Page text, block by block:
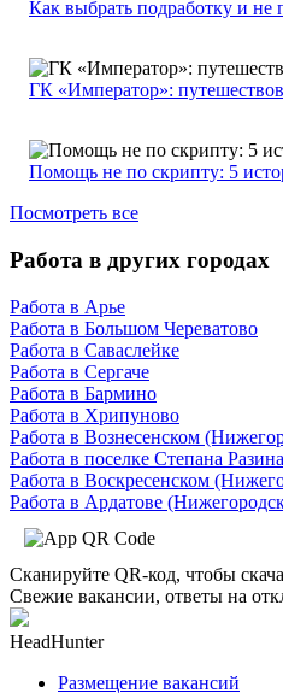
Как выбрать подработку и
ГК «Император»:
Помощь не по скрипту: 5
Посмотреть все
Работа в других городах
Работа в Арье
Работа в Большом Череватово
Работа в Саваслейке
Работа в Сергаче
Работа в Бармино
Работа в Хрипуново
Работа в Вознесенском
Работа в поселке Степана Разина
Работа в Воскресенском
Работа в Ардатове
Сканируйте QR-код, чтобы
Свежие вакансии, ответы на
HeadHunter
Размещение вакансий